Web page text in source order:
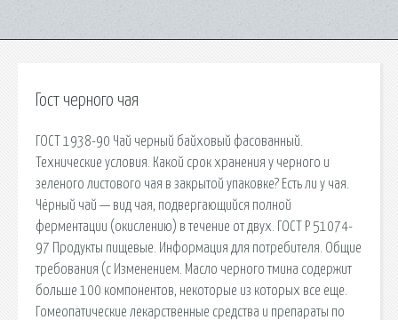
Гост черного чая
ГОСТ 1938-90 Чай черный байховый фасованный.
Технические условия. Какой срок хранения у черного и
зеленого листового чая в закрытой упаковке? Есть ли у чая.
Чёрный чай — вид чая, подвергающийся полной
ферментации (окислению) в течение от двух. ГОСТ Р 51074-
97 Продукты пищевые. Информация для потребителя. Общие
требования (с Изменением. Масло черного тмина содержит
больше 100 компонентов, некоторые из которых все еще.
Гомеопатические лекарственные средства и препараты по